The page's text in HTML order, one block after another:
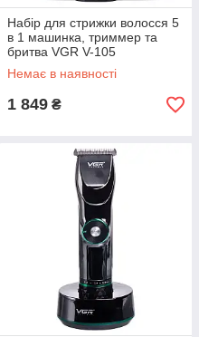
Набір для стрижки волосся 5
в 1 машинка, триммер та
бритва VGR V-105
Немає в наявності
1 849 ₴